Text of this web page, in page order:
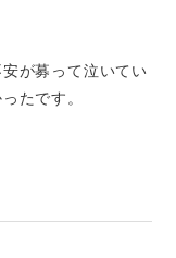
が募って泣いてい
たです。